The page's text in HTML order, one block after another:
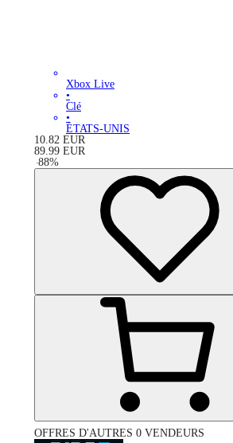
Xbox Live
•
Clé
•
ÉTATS-UNIS
10.82 EUR
89.99 EUR
-88%
OFFRES D'AUTRES 0 VENDEURS